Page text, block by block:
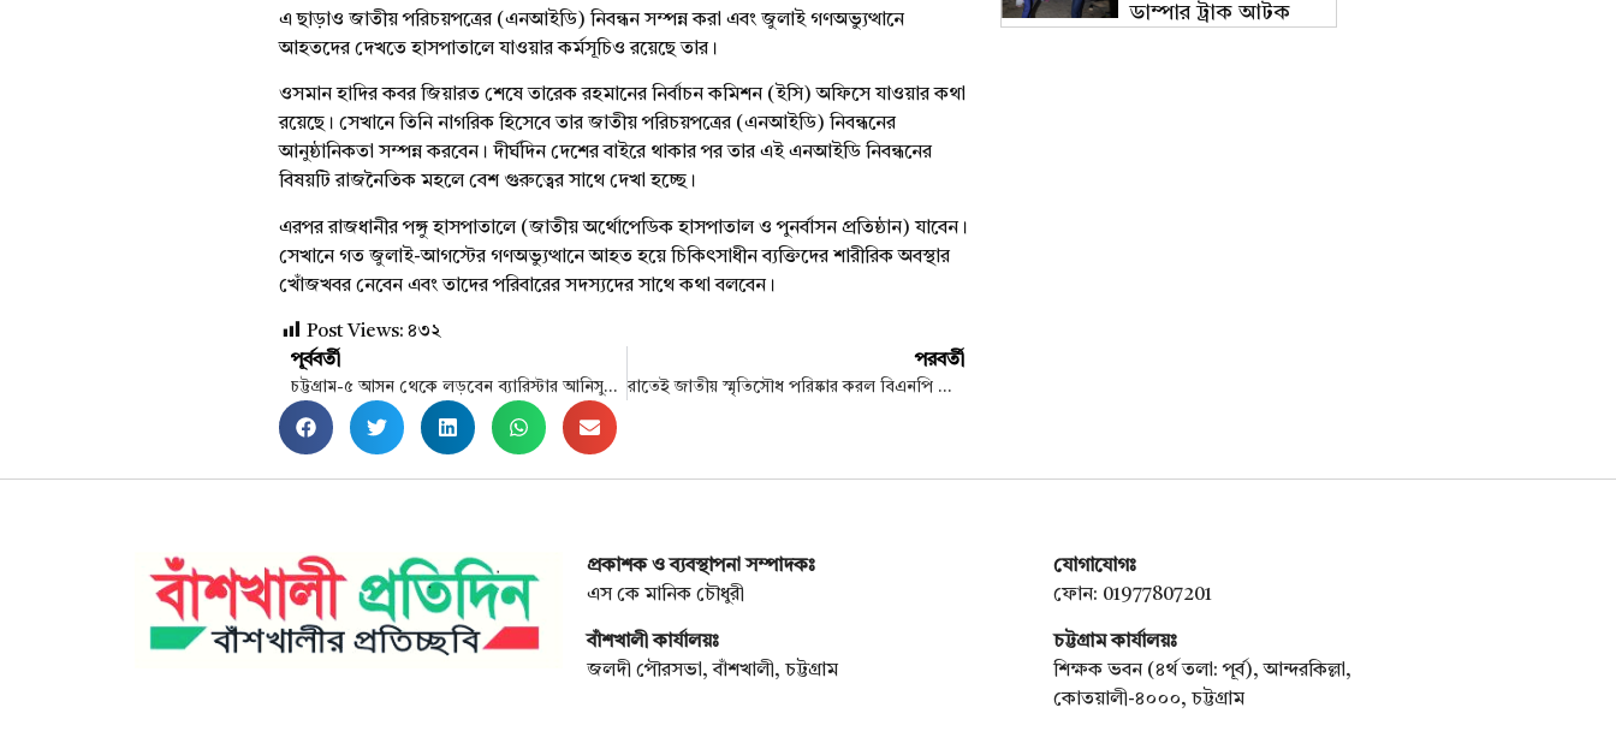
এ ছাড়াও জাতীয় পরিচয়পত্রের (এনআইডি) নিবন্ধন সম্পন্ন করা এবং জুলাই গণঅভ্যুত্থানে
আহতদের দেখতে হাসপাতালে যাওয়ার কর্মসূচিও রয়েছে তার।
ওসমান হাদির কবর জিয়ারত শেষে তারেক রহমানের নির্বাচন কমিশন (ইসি) অফিসে যাওয়ার কথা
রয়েছে। সেখানে তিনি নাগরিক হিসেবে তার জাতীয় পরিচয়পত্রের (এনআইডি) নিবন্ধনের
আনুষ্ঠানিকতা সম্পন্ন করবেন। দীর্ঘদিন দেশের বাইরে থাকার পর তার এই এনআইডি নিবন্ধনের
বিষয়টি রাজনৈতিক মহলে বেশ গুরুত্বের সাথে দেখা হচ্ছে।
এরপর রাজধানীর পঙ্গু হাসপাতালে (জাতীয় অর্থোপেডিক হাসপাতাল ও পুনর্বাসন প্রতিষ্ঠান) যাবেন।
সেখানে গত জুলাই-আগস্টের গণঅভ্যুত্থানে আহত হয়ে চিকিৎসাধীন ব্যক্তিদের শারীরিক অবস্থার
খোঁজখবর নেবেন এবং তাদের পরিবারের সদস্যদের সাথে কথা বলবেন।
Post Views: ৪৩২
পূর্ববর্তী
চট্টগ্রাম-৫ আসন থেকে লড়বেন ব্যারিস্টার আনিসুল ইসলাম
পরবর্তী
রাতেই জাতীয় স্মৃতিসৌধ পরিষ্কার করল বিএনপি নেতাকর্মীরা
ডাম্পার ট্রাক আটক
প্রকাশক ও ব্যবস্থাপনা সম্পাদকঃ
এস কে মানিক চৌধুরী
বাঁশখালী কার্যালয়ঃ
জলদী পৌরসভা, বাঁশখালী, চট্টগ্রাম
যোগাযোগঃ
ফোন: 01977807201
চট্টগ্রাম কার্যালয়ঃ
শিক্ষক ভবন (৪র্থ তলা: পূর্ব), আন্দরকিল্লা,
কোতয়ালী-৪০০০, চট্টগ্রাম